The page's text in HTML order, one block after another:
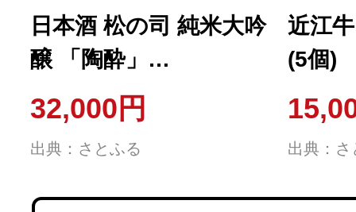
日本酒 松の司 純米大吟
醸 「陶酔」
「AZOLLA50」「竜王山
田錦」 720ml×3本
AH017
32,000円
出典：さとふる
近江
(5個)
出典：さ